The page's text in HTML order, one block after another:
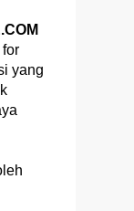
yang